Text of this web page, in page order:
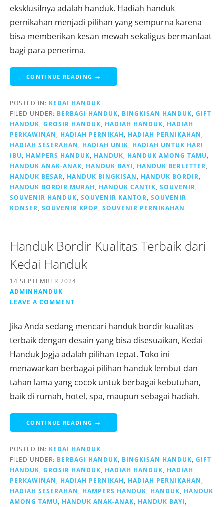
eksklusifnya adalah handuk. Hadiah handuk
pernikahan menjadi pilihan yang sempurna karena
bisa memberikan kesan mewah sekaligus bermanfaat
bagi para penerima.
CONTINUE READING →
POSTED IN: KEDAI HANDUK
FILED UNDER: BERBAGI HANDUK BINGKISAN HANDUK GIFT
HANDUK GROSIR HANDUK HADIAH HANDUK
HADIAH
PERKAWINAN
HADIAH PERNIKAH HADIAH PERNIKAHAN
HADIAH SESERAHAN
HADIAH UNIK
HADIAH UNTUK HARI
IBU
HAMPERS HANDUK HANDUK HANDUK AMONG TAMU
HANDUK ANAK-ANAK
HANDUK BAYI HANDUK BERLETTER
HANDUK BESAR
HANDUK BINGKISAN HANDUK BORDIR
HANDUK BORDIR MURAH
HANDUK CANTIK SOUVENIR
SOUVENIR HANDUK SOUVENIR KANTOR
SOUVENIR
KONSER
SOUVENIR KPOP SOUVENIR PERNIKAHAN
Handuk Bordir Kualitas Terbaik dari
Kedai Handuk
14 SEPTEMBER 2024
ADMINHANDUK
LEAVE A COMMENT
Jika Anda sedang mencari handuk bordir kualitas
terbaik dengan desain yang bisa disesuaikan, Kedai
Handuk Jogja adalah pilihan tepat. Toko ini
menawarkan berbagai pilihan handuk lembut dan
tahan lama yang cocok untuk berbagai kebutuhan,
baik di rumah, hotel, spa, maupun sebagai hadiah.
CONTINUE READING →
POSTED IN: KEDAI HANDUK
FILED UNDER: BERBAGI HANDUK BINGKISAN HANDUK GIFT
HANDUK GROSIR HANDUK HADIAH HANDUK
HADIAH
PERKAWINAN
HADIAH PERNIKAH HADIAH PERNIKAHAN
HADIAH SESERAHAN
HAMPERS HANDUK HANDUK
HANDUK
AMONG TAMU
HANDUK ANAK-ANAK HANDUK BAYI